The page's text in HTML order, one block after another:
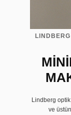
Lindberg
ve